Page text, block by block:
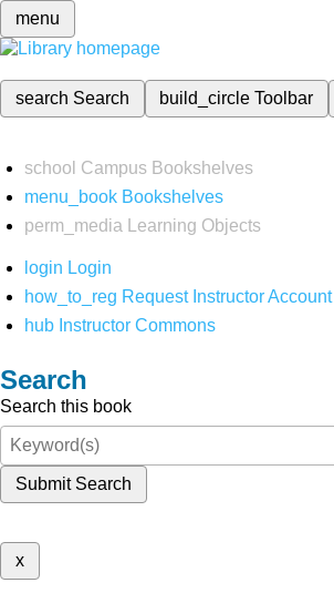
menu
search Search build_circleToolbar
school Campus Bookshelves
menu_book Bookshelves
perm_media
Learning Objects
login Login
how_to_reg Request Instructor Account
hub Instructor Commons
Search
Search this book
Submit Search
x